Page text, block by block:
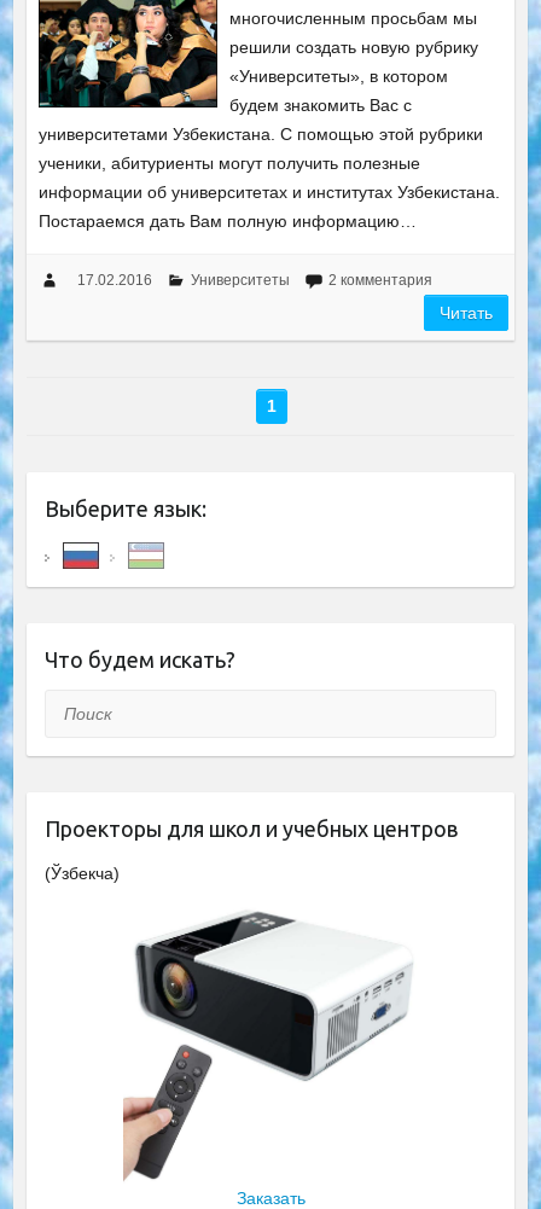
многочисленным просьбам мы
решили создать новую рубрику
«Университеты», в котором
будем знакомить Вас с
университетами Узбекистана. С помощью этой рубрики
ученики, абитуриенты могут получить полезные
информации об университетах и институтах Узбекистана.
Постараемся дать Вам полную информацию…
17.02.2016 Университеты 2 комментария
Читать
1
Выберите язык:
Что будем искать?
Поиск
Проекторы для школ и учебных центров
(Ўзбекча)
Заказать